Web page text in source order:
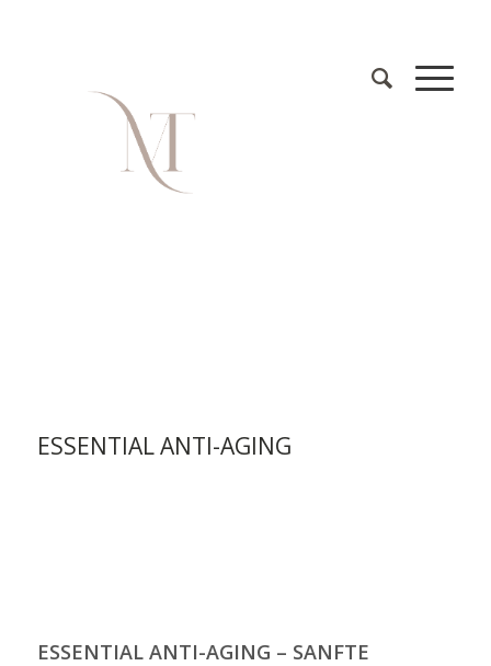
ESSENTIAL ANTI-AGING
ESSENTIAL ANTI-AGING – SANFTE